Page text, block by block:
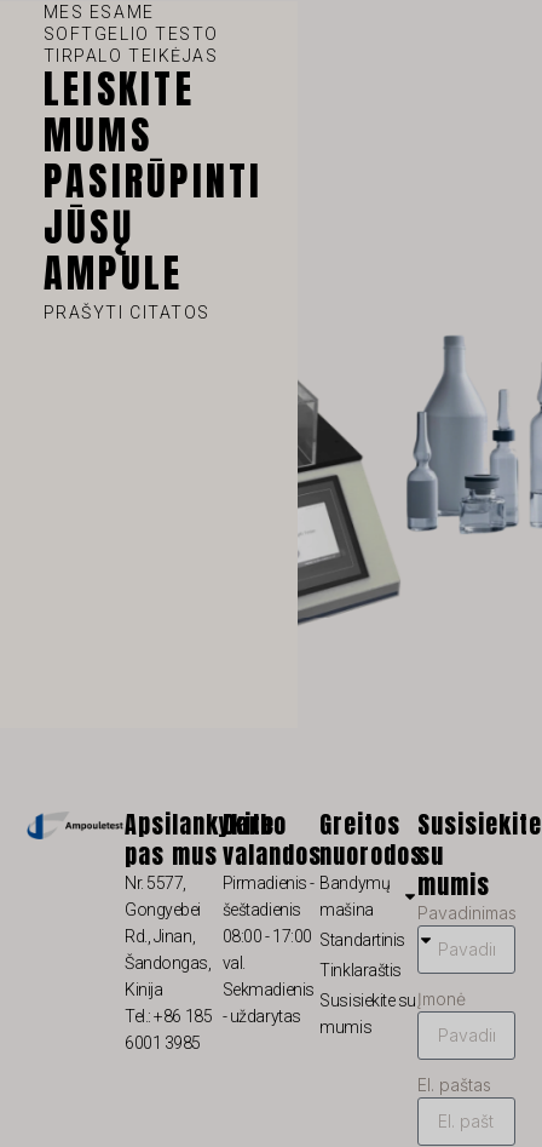
MES ESAME
SOFTGELIO TESTO
TIRPALO TEIKĖJAS
LEISKITE
MUMS
PASIRŪPINTI
JŪSŲ
AMPULE
PRAŠYTI CITATOS
Apsilankykite
pas mus
Nr. 5577,
Gongyebei
Rd., Jinan,
Šandongas,
Kinija
Tel.: +86 185
6001 3985
Darbo
valandos
Pirmadienis -
šeštadienis
08:00 - 17:00
val.
Sekmadienis
- uždarytas
Greitos
nuorodos
Bandymų
mašina
Standartinis
Tinklaraštis
Susisiekite su
mumis
Susisiekite
su
mumis
Pavadinimas
Įmonė
El. paštas
ES
ET
FI
FR
ID
JA
RO
SK
SV
TR